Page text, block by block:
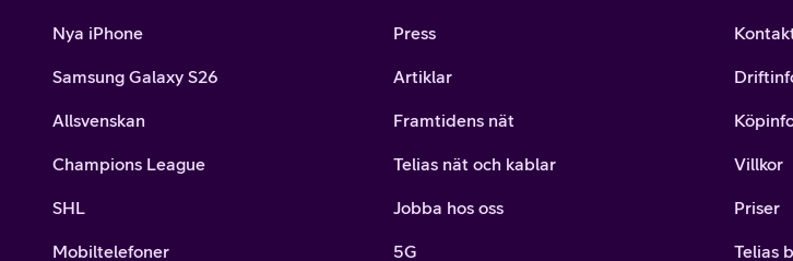
Nya iPhone
Samsung Galaxy S26
Allsvenskan
Champions League
SHL
Mobiltelefoner
Press
Artiklar
Framtidens nät
Telias nät och kablar
Jobba hos oss
5G
Villkor
Priser
Telias